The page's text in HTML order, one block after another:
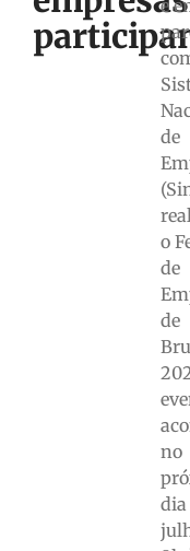
e
de
o
de
de
no
dia